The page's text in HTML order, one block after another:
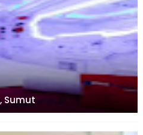
Sumut